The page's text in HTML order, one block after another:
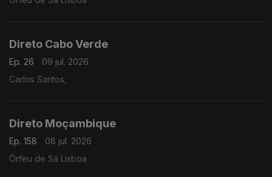
Direto Cabo Verde
Ep. 26
09 jul. 2026
Carlos Santos,
Direto Moçambique
Ep. 158
08 jul. 2026
Órfeu de Sá Lisboa